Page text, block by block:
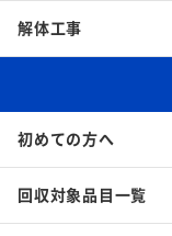
解体工事
初めての方へ
回収対象品目一覧